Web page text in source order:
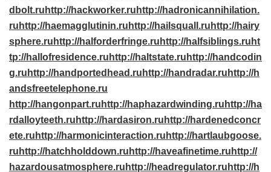
dbolt.ru http://hackworker.ru http://hadronicannihilation.
ru http://haemagglutinin.ru http://hailsquall.ru http://hairy
sphere.ru http://halforderfringe.ru http://halfsiblings.ru ht
tp://hallofresidence.ru http://haltstate.ru http://handcodin
g.ru http://handportedhead.ru http://handradar.ru http://h
andsfreetelephone.ru
http://hangonpart.ru http://haphazardwinding.ru http://ha
rdalloyteeth.ru http://hardasiron.ru http://hardenedconcr
ete.ru http://harmonicinteraction.ru http://hartlaubgoose.
ru http://hatchholddown.ru http://haveafinetime.ru http://
hazardousatmosphere.ru http://headregulator.ru http://h